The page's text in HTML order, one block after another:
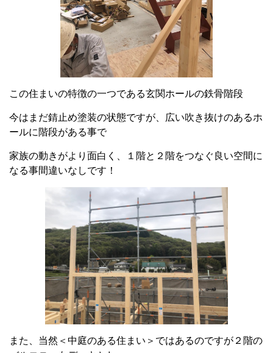
この住まいの特徴の一つである玄関ホールの鉄骨階段
今はまだ錆止め塗装の状態ですが、広い吹き抜けのあるホ
ールに階段がある事で
家族の動きがより面白く、１階と２階をつなぐ良い空間に
なる事間違いなしです！
また、当然＜中庭のある住まい＞ではあるのですが２階の